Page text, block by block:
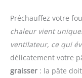
Préchauffez votre
chaleur vient
ventilateur, ce qui
délicatement votre
graisser : la pâte